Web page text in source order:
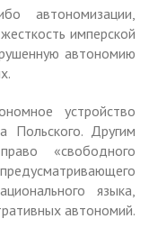
автономизации,
имперской
автономию
устройство
Другим
«свободного
языка,
автономий.